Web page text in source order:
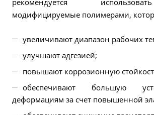
рекомендуется
модифицируемые полимерами,
увеличивают диапазон рабочих
улучшают адгезией;
повышают коррозионную
обеспечивают большую
деформациям за счет повышенной